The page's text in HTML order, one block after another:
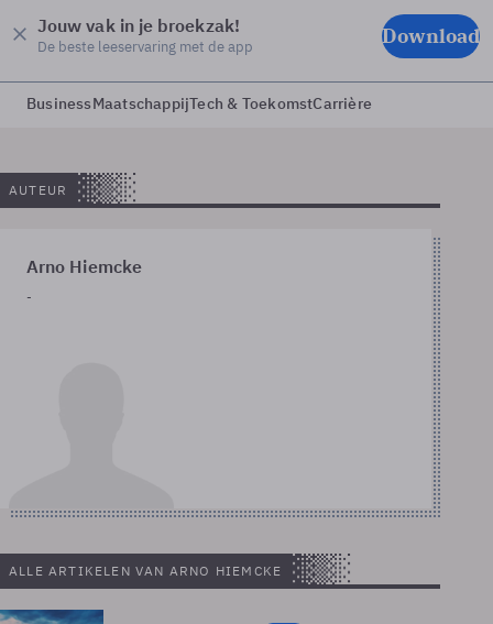
Jouw vak in je broekzak!
De beste leeservaring met de app Download
BusinessMaatschappijTech & ToekomstCarrière
AUTEUR
Arno Hiemcke
-
ALLE ARTIKELEN VAN ARNO HIEMCKE